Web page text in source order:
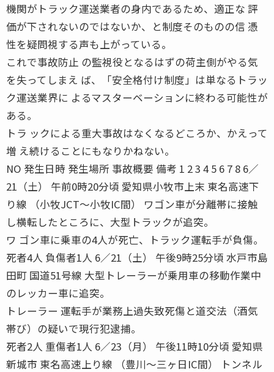
機関がトラック運送業者の身内であるため、適正な 評
価が下されないのではないか、と制度そのものの信 憑
性を疑問視する声も上がっている。
これで事故防止 の監視役となるはずの荷主側がやる気
を失ってしまえ ば、「安全格付け制度」は単なるトラッ
ク運送業界に よるマスターベーションに終わる可能性が
ある。
トラ ックによる重大事故はなくなるどころか、かえって
増 え続けることにもなりかねない。
NO 発生日時 発生場所 事故概要 備考 1 2 3 4 5 6 7 8 6／
21（土） 午前0時20分頃 愛知県小牧市上末 東名高速下
り線 （小牧JCT〜小牧IC間） ワゴン車が分離帯に接触
し横転したところに、大型トラックが追突。
ワ ゴン車に乗車の4人が死亡、トラック運転手が負傷。
死者4人 負傷者1人 6／21（土） 午後9時25分頃 水戸市島
田町 国道51号線 大型トレーラーが乗用車の移動作業中
のレッカー車に追突。
トレーラー 運転手が業務上過失致死傷と道交法（酒気
帯び）の疑いで現行犯逮捕。
死者2人 重傷者1人 6／23（月） 午後11時10分頃 愛知県
新城市 東名高速上り線 （豊川〜三ヶ日IC間） トンネル